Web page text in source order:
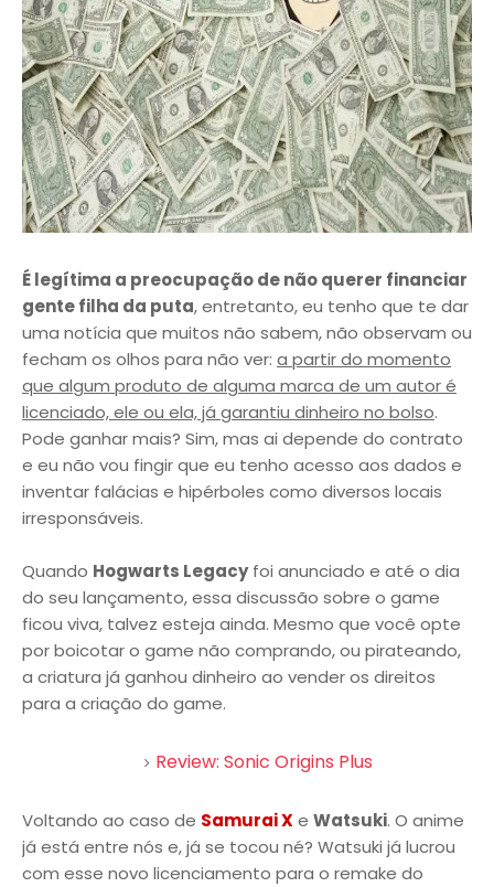
É legítima a preocupação de não querer financiar
gente filha da puta, entretanto, eu tenho que te dar
uma notícia que muitos não sabem, não observam ou
fecham os olhos para não ver: a partir do momento
que algum produto de alguma marca de um autor é
licenciado, ele ou ela, já garantiu dinheiro no bolso.
Pode ganhar mais? Sim, mas ai depende do contrato
e eu não vou fingir que eu tenho acesso aos dados e
inventar falácias e hipérboles como diversos locais
irresponsáveis.
Quando Hogwarts Legacyfoi anunciado e até o dia
do seu lançamento, essa discussão sobre o game
ficou viva, talvez esteja ainda. Mesmo que você opte
por boicotar o game não comprando, ou pirateando,
a criatura já ganhou dinheiro ao vender os direitos
para a criação do game.
Review: Sonic Origins Plus
Voltando ao caso de Samurai Xe Watsuki. O anime
já está entre nós e, já se tocou né? Watsuki já lucrou
com esse novo licenciamento para o remake do